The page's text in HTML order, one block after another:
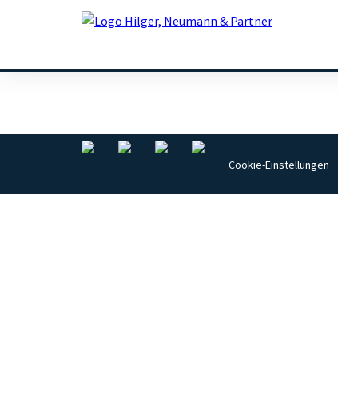
Christian Gundert
Cookie-Einstellungen